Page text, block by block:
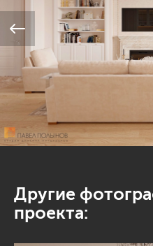
Другие
проекта: